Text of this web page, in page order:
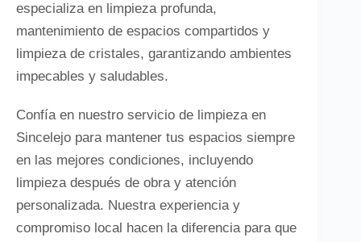
especializa en limpieza profunda,
mantenimiento de espacios compartidos y
limpieza de cristales, garantizando ambientes
impecables y saludables.
Confía en nuestro servicio de limpieza en
Sincelejo para mantener tus espacios siempre
en las mejores condiciones, incluyendo
limpieza después de obra y atención
personalizada. Nuestra experiencia y
compromiso local hacen la diferencia para que